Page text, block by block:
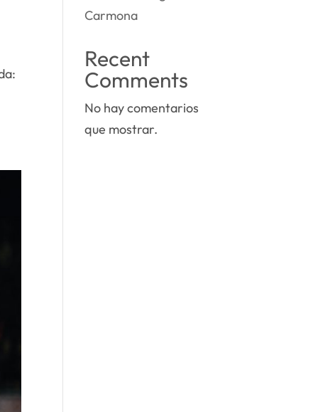
Carmona
Recent
Comments
No hay comentarios
que mostrar.